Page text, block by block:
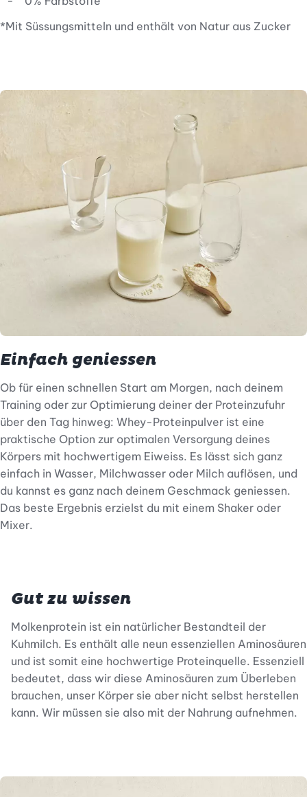
*Mit Süssungsmitteln und enthält von Natur aus Zucker
Einfach geniessen
Ob für einen schnellen Start am Morgen, nach deinem
Training oder zur Optimierung deiner der Proteinzufuhr
über den Tag hinweg: Whey-Proteinpulver ist eine
praktische Option zur optimalen Versorgung deines
Körpers mit hochwertigem Eiweiss. Es lässt sich ganz
einfach in Wasser, Milchwasser oder Milch auflösen, und
du kannst es ganz nach deinem Geschmack geniessen.
Das beste Ergebnis erzielst du mit einem Shaker oder
Mixer.
Gut zu wissen
Molkenprotein ist ein natürlicher Bestandteil der
Kuhmilch. Es enthält alle neun essenziellen Aminosäuren
und ist somit eine hochwertige Proteinquelle. Essenziell
bedeutet, dass wir diese Aminosäuren zum Überleben
brauchen, unser Körper sie aber nicht selbst herstellen
kann. Wir müssen sie also mit der Nahrung aufnehmen.